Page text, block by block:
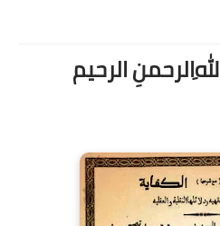
اﷲِالرحمنِ الرحيم